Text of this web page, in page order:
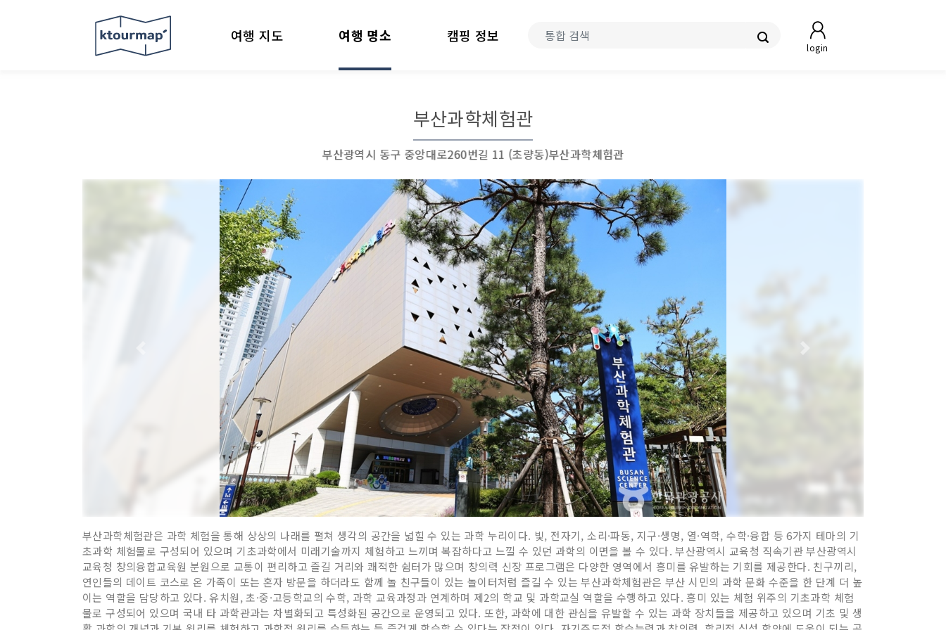
login
여행 지도 여행 명소 캠핑 정보
부산과학체험관
부산광역시 동구 중앙대로260번길 11 (초량동)부산과학체험관
부산과학체험관은 과학 체험을 통해 상상의 나래를 펼쳐 생각의 공간을 넓힐 수 있는 과학 누리이다. 빛, 전자기, 소리·파동, 지구·생명, 열·역학, 수학·융합 등 6가지 테마의 기
초과학 체험물로 구성되어 있으며 기초과학에서 미래기술까지 체험하고 느끼며 복잡하다고 느낄 수 있던 과학의 이면을 볼 수 있다. 부산광역시 교육청 직속기관 부산광역시
교육청 창의융합교육원 분원으로 교통이 편리하고 즐길 거리와 쾌적한 쉼터가 많으며 창의력 신장 프로그램은 다양한 영역에서 흥미를 유발하는 기회를 제공한다. 친구끼리,
연인들의 데이트 코스로 온 가족이 또는 혼자 방문을 하더라도 함께 놀 친구들이 있는 놀이터처럼 즐길 수 있는 부산과학체험관은 부산 시민의 과학 문화 수준을 한 단계 더 높
이는 역할을 담당하고 있다. 유치원, 초·중·고등학교의 수학, 과학 교육과정과 연계하며 제2의 학교 및 과학교실 역할을 수행하고 있다. 흥미 있는 체험 위주의 기초과학 체험
물로 구성되어 있으며 국내 타 과학관과는 차별화되고 특성화된 공간으로 운영되고 있다. 또한, 과학에 대한 관심을 유발할 수 있는 과학 장치들을 제공하고 있으며 기초 및 생